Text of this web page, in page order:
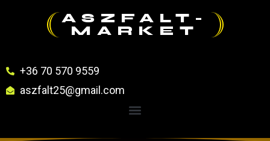
ASZFALT-
MARKET
+36 70 570 9559
aszfalt25@gmail.com